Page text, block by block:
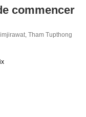
commencer
,Tham Tupthong